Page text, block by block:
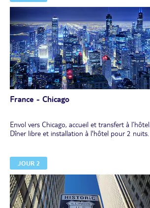
France - Chicago
Envol vers Chicago, accueil et transfert à l’hôtel.
Dîner libre et installation à l'hôtel pour 2 nuits.
JOUR 2